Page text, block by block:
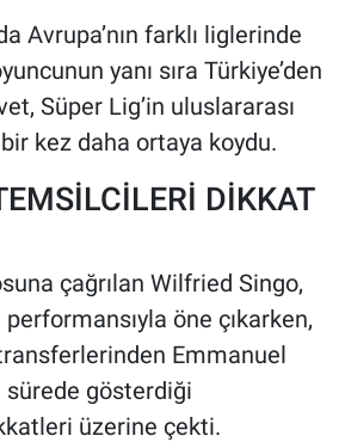
Avrupa’nın farklı liglerinde
yanı sıra Türkiye’den
Süper Lig’in uluslararası
bir kez daha ortaya koydu.
DİKKAT
çağrılan Wilfried Singo,
öne çıkarken,
Emmanuel
sürede gösterdiği
üzerine çekti.